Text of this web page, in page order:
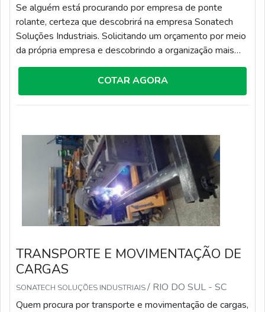
Se alguém está procurando por empresa de ponte
rolante, certeza que descobrirá na empresa Sonatech
Soluções Industriais. Solicitando um orçamento por meio
da própria empresa e descobrindo a organização mais
competente do ramo.MAIS INFORMAÇÕES SOBRE
EMPRESA DE PONTE ROLANTEQuem busca por uma
empresa de ponte rolante que preza pela segurança,
acha a Sonatech Soluções Industriais. Atuando com
COTAR AGORA
TRANSPORTE E MOVIMENTAÇÃO DE
CARGAS
SONATECH SOLUÇÕES INDUSTRIAIS/ RIO DO SUL - SC
Quem procura por transporte e movimentação de cargas,